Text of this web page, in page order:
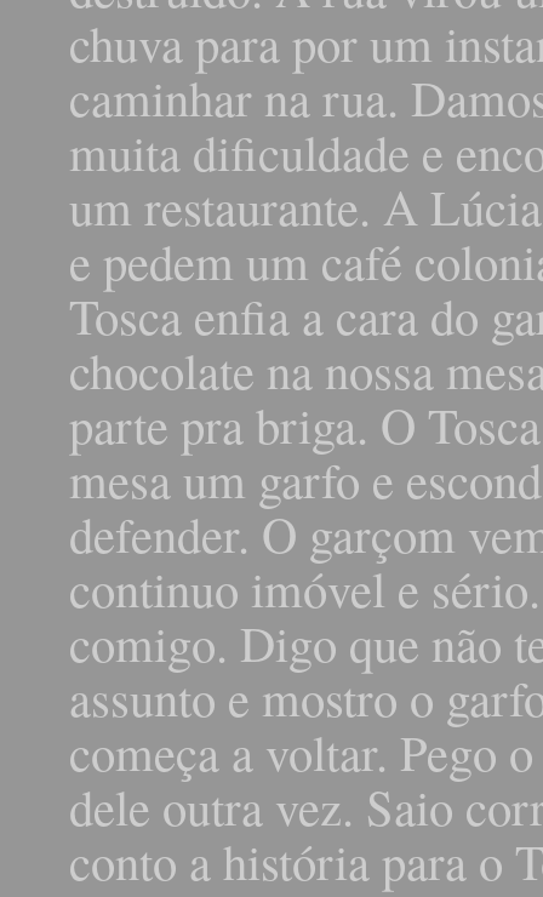
chuva para por um
caminhar na rua.
muita dificuldade e
um restaurante. A
e pedem um café
Tosca enfia a cara do
chocolate na nossa
parte pra briga. O
mesa um garfo e
defender. O garçom
continuo imóvel e
comigo. Digo que não
assunto e mostro o
começa a voltar. Pego
dele outra vez. Saio
conto a história para o